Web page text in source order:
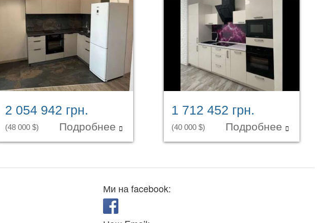
2 054 942 грн.
(48 000 $) Подробнее
1 712 452 грн.
(40 000 $) Подробнее
Ми на facebook: